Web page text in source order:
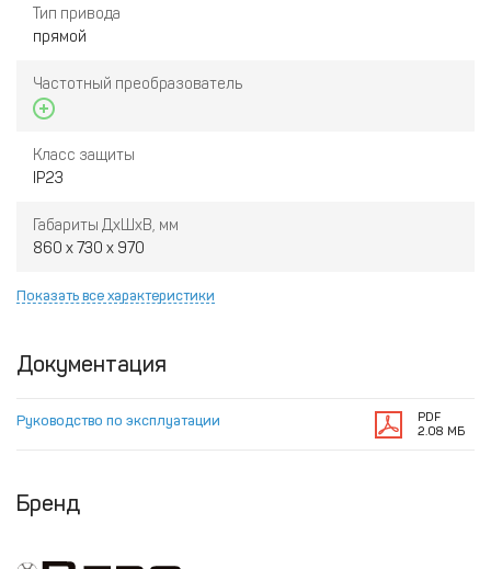
Тип привода
прямой
Частотный преобразователь
Класс защиты
IP23
Габариты ДxШxВ, мм
860 x 730 x 970
Показать все характеристики
Документация
Руководство по эксплуатации
PDF
2.08 МБ
Бренд